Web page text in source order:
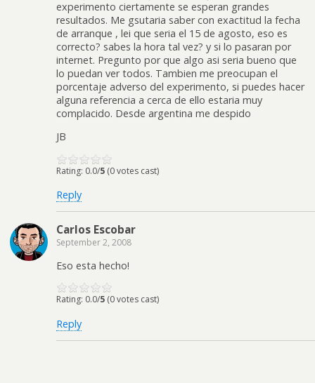
experimento ciertamente se esperan grandes
resultados. Me gsutaria saber con exactitud la fecha
de arranque , lei que seria el 15 de agosto, eso es
correcto? sabes la hora tal vez? y si lo pasaran por
internet. Pregunto por que algo asi seria bueno que
lo puedan ver todos. Tambien me preocupan el
porcentaje adverso del experimento, si puedes hacer
alguna referencia a cerca de ello estaria muy
complacido. Desde argentina me despido
JB
Rating: 0.0/5 (0 votes cast)
Reply
Carlos Escobar
September 2, 2008
Eso esta hecho!
Rating: 0.0/5 (0 votes cast)
Reply